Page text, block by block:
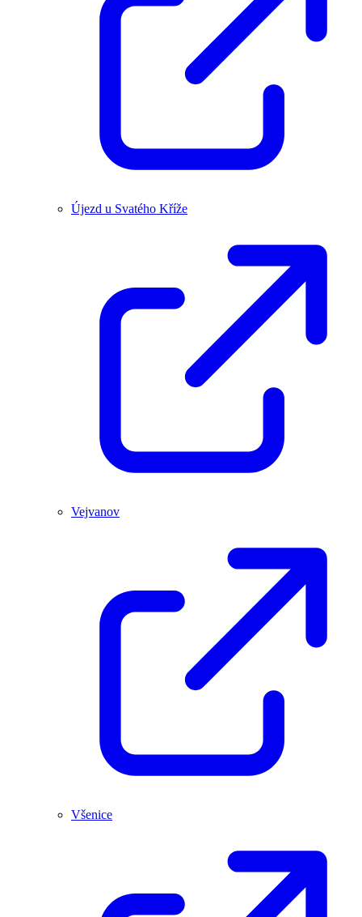
Újezd u Svatého Kříže
Vejvanov
Všenice